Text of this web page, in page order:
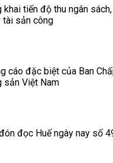
khai tiến độ thu ngân
tài sản công
cáo đặc biệt của Ban
sản Việt Nam
đọc Huế ngày nay số